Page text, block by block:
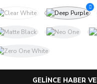
GELİNCE HABER